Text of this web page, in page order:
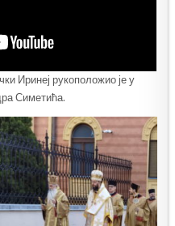
Иринеј рукоположио је у
Симетића.